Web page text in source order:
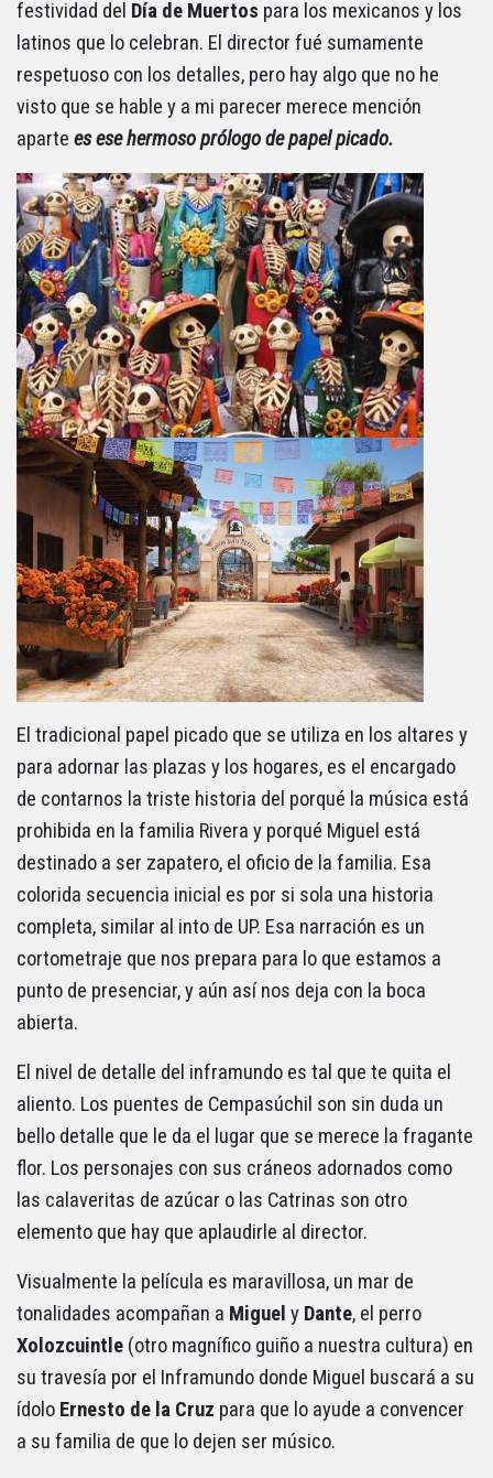
festividad del Día de Muertos para los mexicanos y los
latinos que lo celebran. El director fué sumamente
respetuoso con los detalles, pero hay algo que no he
visto que se hable y a mi parecer merece mención
aparte es ese hermoso prólogo de papel picado.
El tradicional papel picado que se utiliza en los altares y
para adornar las plazas y los hogares, es el encargado
de contarnos la triste historia del porqué la música está
prohibida en la familia Rivera y porqué Miguel está
destinado a ser zapatero, el oficio de la familia. Esa
colorida secuencia inicial es por si sola una historia
completa, similar al into de UP. Esa narración es un
cortometraje que nos prepara para lo que estamos a
punto de presenciar, y aún así nos deja con la boca
abierta.
El nivel de detalle del inframundo es tal que te quita el
aliento. Los puentes de Cempasúchil son sin duda un
bello detalle que le da el lugar que se merece la fragante
flor. Los personajes con sus cráneos adornados como
las calaveritas de azúcar o las Catrinas son otro
elemento que hay que aplaudirle al director.
Visualmente la película es maravillosa, un mar de
tonalidades acompañan a Miguel y Dante, el perro
Xolozcuintle (otro magnífico guiño a nuestra cultura) en
su travesía por el Inframundo donde Miguel buscará a su
ídolo Ernesto de la Cruz para que lo ayude a convencer
a su familia de que lo dejen ser músico.